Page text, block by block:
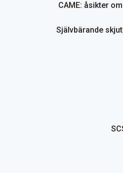
CAME: åsikter
Självbärande